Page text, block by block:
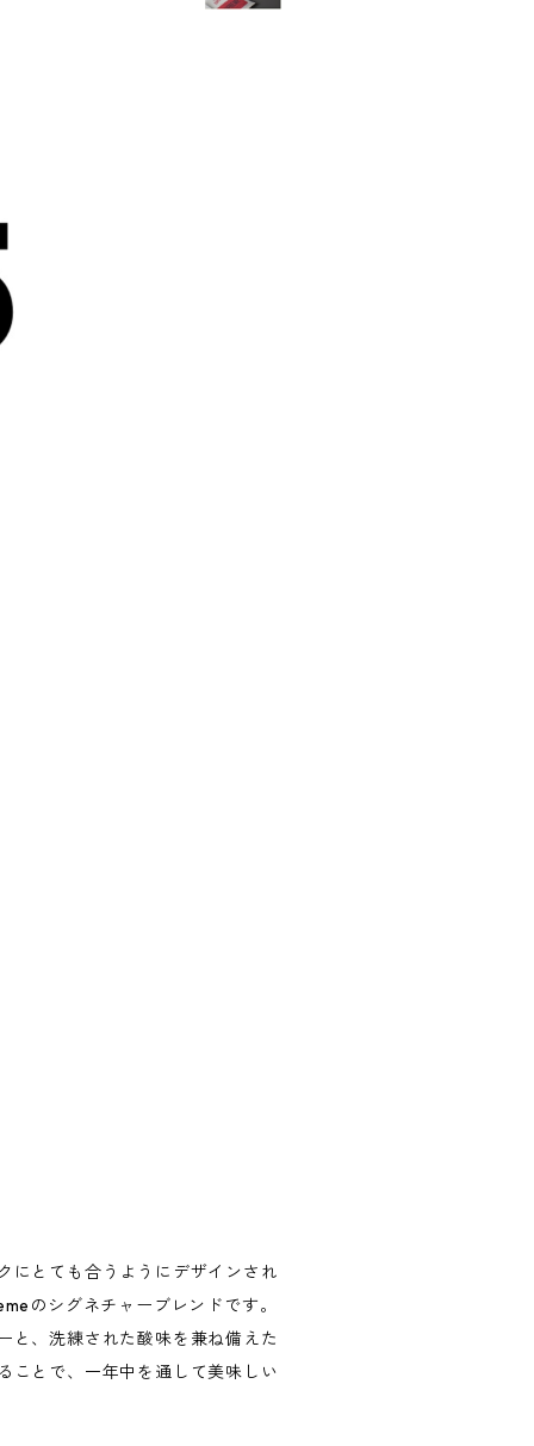
にとても合うようにデザインされ
のシグネチャーブレンドです。
と、洗練された酸味を兼ね備えた
ことで、一年中を通して美味しい